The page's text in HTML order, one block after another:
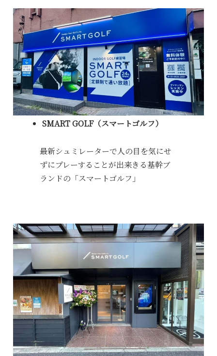
SMART GOLF（スマートゴルフ）
最新シュミレーターで人の目を気にせ
ずにプレーすることが出来きる基幹ブ
ランドの「スマートゴルフ」